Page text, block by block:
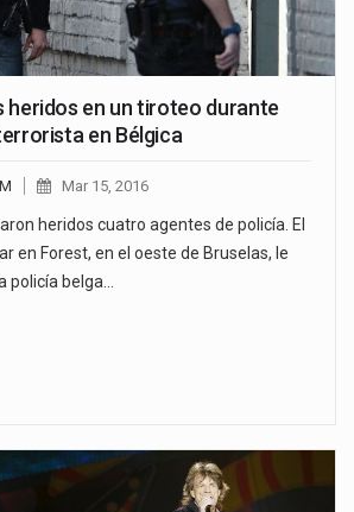
heridos en un tiroteo durante
en Bélgica
Mar 15, 2016
heridos cuatro agentes de policía. El
en Forest, en el oeste de Bruselas, le
policía belga…